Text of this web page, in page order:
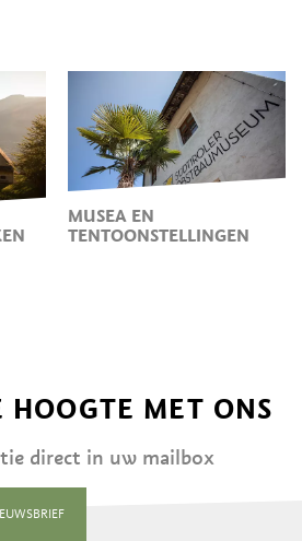
MUSEA EN
TENTOONSTELLINGEN
MET ONS
direct in uw mailbox